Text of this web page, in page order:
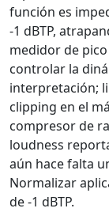
función es
-1 dBTP,
medidor de
controlar la
interpretación;
clipping en el
compresor de
loudness
aún hace falta
Normalizar
de -1 dBTP.